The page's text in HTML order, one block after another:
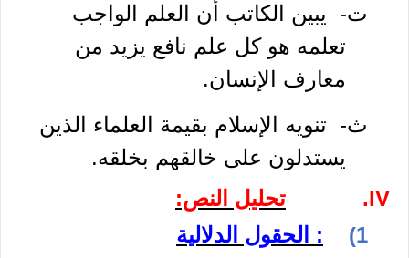
ت‌-
يبين الكاتب أن العلم الواجب
تعلمه هو كل علم نافع يزيد من
معارف الإنسان.
ث‌- تنويه الإسلام بقيمة العلماء الذين
يستدلون على خالقهم بخلقه.
IV.
تحليل النص:
1)
الحقول الدلالية :